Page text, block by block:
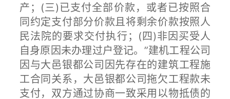
产；(三)已支付全部价款，或者已按照合
同约定支付部分价款且将剩余价款按照人
民法院的要求交付执行；(四)非因买受人
自身原因未办理过户登记。”建机工程公司
因与大邑银都公司因先存在的建筑工程施
工合同关系，大邑银都公司拖欠工程款未
支付，双方通过协商一致采用以物抵债的